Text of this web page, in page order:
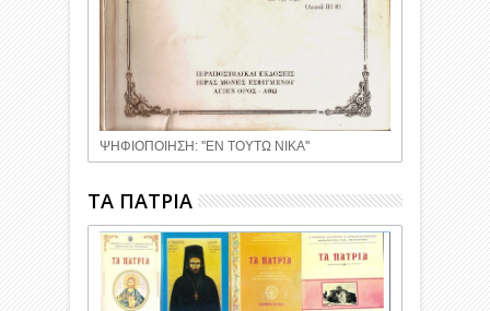
ΨΗΦΙΟΠΟΙΗΣΗ: ''ΕΝ ΤΟΥΤΩ ΝΙΚΑ''
ΤΑ ΠΑΤΡΙΑ